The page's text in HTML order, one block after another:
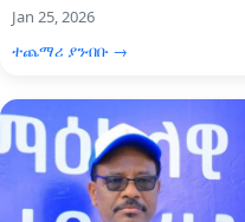
Jan 25, 2026
ተጨማሪ ያንብቡ →